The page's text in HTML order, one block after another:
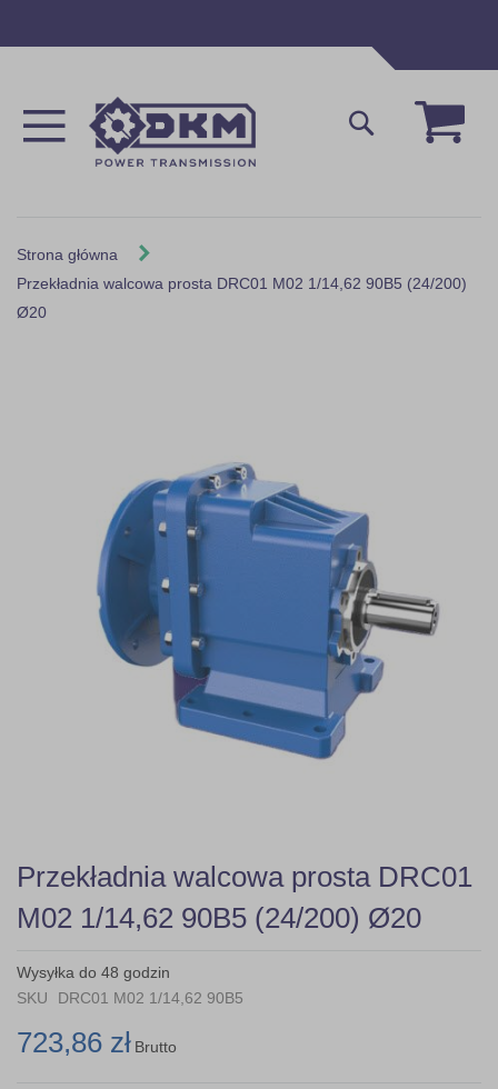
Mój
Szukaj
Strona główna
Przekładnia walcowa prosta DRC01 M02 1/14,62 90B5 (24/200)
Ø20
Skip
to
the
beginning
the
images
Przekładnia walcowa prosta DRC01
M02 1/14,62 90B5 (24/200) Ø20
Wysyłka do 48 godzin
SKU
DRC01 M02 1/14,62 90B5
723,86 zł Brutto